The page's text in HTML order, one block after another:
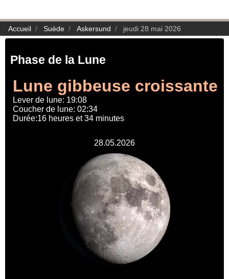
Accueil Suède Askersund jeudi 28 mai 2026
Phase de la Lune
Lune gibbeuse croissante
Lever de lune: 19:08
Coucher de lune: 02:34
Durée:16 heures et 34 minutes
28.05.2026